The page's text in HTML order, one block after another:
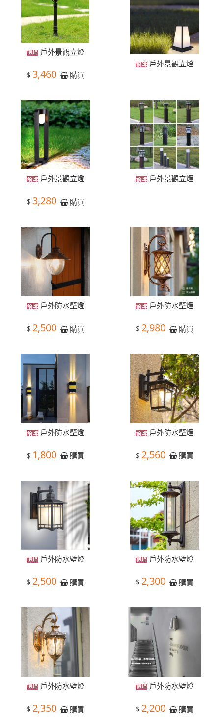
戶外景觀立燈
$ 3,460 購買
戶外景觀立燈
戶外景觀立燈
$ 3,280 購買
戶外景觀立燈
戶外防水壁燈
$ 2,500 購買
戶外防水壁燈
$ 2,980 購買
戶外防水壁燈
$ 1,800 購買
戶外防水壁燈
$ 2,560 購買
戶外防水壁燈
$ 2,500 購買
戶外防水壁燈
$ 2,300 購買
戶外防水壁燈
$ 2,350 購買
戶外防水壁燈
$ 2,200 購買